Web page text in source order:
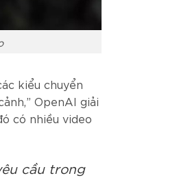
kiểu chuyển
OpenAI giải
có nhiều video
cầu trong